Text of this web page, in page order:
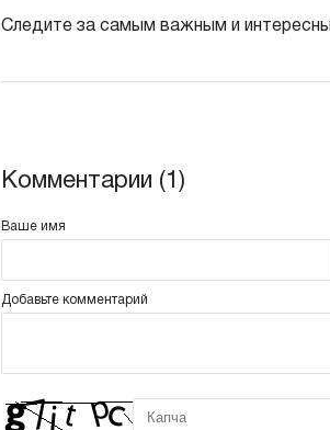
Следите за самым важным и
Комментарии (1)
Ваше имя
Добавьте комментарий